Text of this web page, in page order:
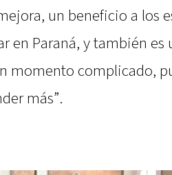
un beneficio a los
en Paraná, y también es
momento complicado,
más”.